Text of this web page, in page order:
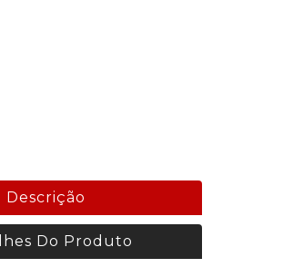
Descrição
Do Produto